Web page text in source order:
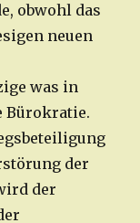
obwohl das
neuen
was in
Bürokratie.
der
der